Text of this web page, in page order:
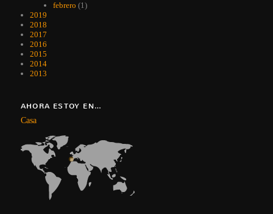
febrero (1)
2019
2018
2017
2016
2015
2014
2013
AHORA ESTOY EN…
Casa